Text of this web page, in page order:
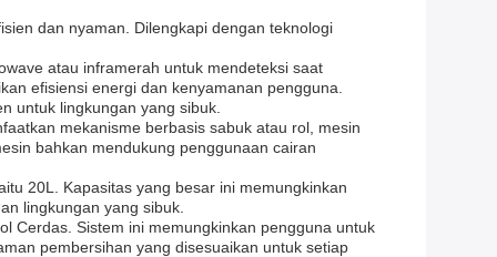
dan nyaman. Dilengkapi dengan teknologi
atau inframerah untuk mendeteksi saat
efisiensi energi dan kenyamanan pengguna.
untuk lingkungan yang sibuk.
mekanisme berbasis sabuk atau rol, mesin
bahkan mendukung penggunaan cairan
20L. Kapasitas yang besar ini memungkinkan
lingkungan yang sibuk.
Cerdas. Sistem ini memungkinkan pengguna untuk
pembersihan yang disesuaikan untuk setiap